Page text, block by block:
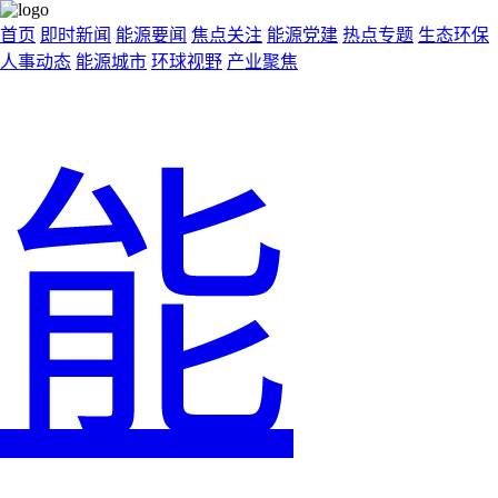
首页 即时新闻 能源要闻 焦点关注 能源党建 热点专题 生态环保
人事动态 能源城市 环球视野 产业聚焦
能